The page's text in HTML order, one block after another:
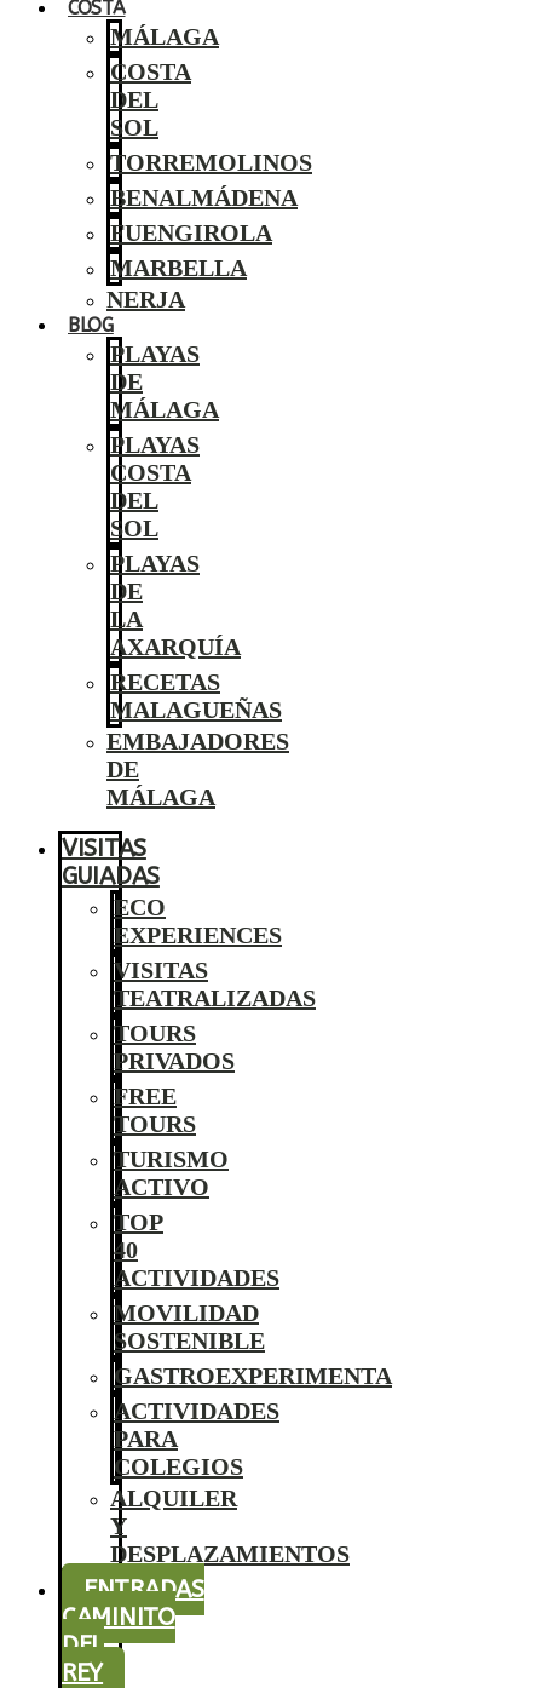
COSTA
MÁLAGA
COSTA
DEL
SOL
TORREMOLINOS
BENALMÁDENA
FUENGIROLA
MARBELLA
NERJA
BLOG
PLAYAS
DE
MÁLAGA
PLAYAS
COSTA
DEL
SOL
PLAYAS
DE
LA
AXARQUÍA
RECETAS
MALAGUEÑAS
EMBAJADORES
DE
MÁLAGA
VISITAS
GUIADAS
ECO
EXPERIENCES
VISITAS
TEATRALIZADAS
TOURS
PRIVADOS
FREE
TOURS
TURISMO
ACTIVO
TOP
40
ACTIVIDADES
MOVILIDAD
SOSTENIBLE
GASTROEXPERIMENTA
ACTIVIDADES
PARA
COLEGIOS
ALQUILER
Y
DESPLAZAMIENTOS
ENTRADAS
CAMINITO
DEL
REY